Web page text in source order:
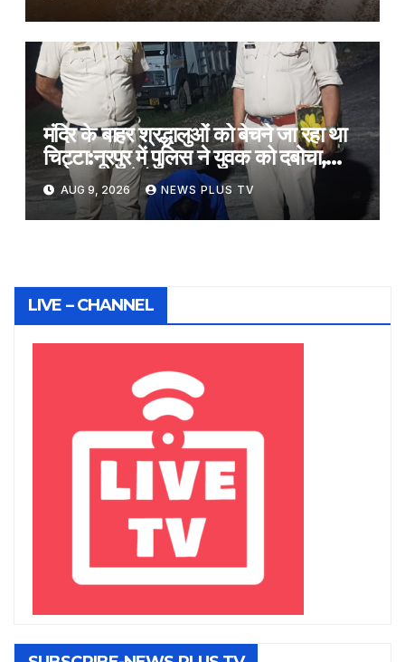
मंदिर के बाहर श्रद्धालुओं को बेचने जा रहा था
चिट्टा:नूरपुर में पुलिस ने युवक को दबोचा,
2.86 ग्राम हेरोइन बरामद
AUG 9, 2026 NEWS PLUS TV
LIVE – CHANNEL